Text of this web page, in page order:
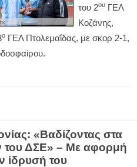
του 2ου ΓΕΛ
Κοζάνης,
ο ΓΕΛ Πτολεμαΐδας, με σκορ 2-1,
«Βαδίζοντας στα
του ΔΣΕ» – Mε αφορμή
ίδρυσή του